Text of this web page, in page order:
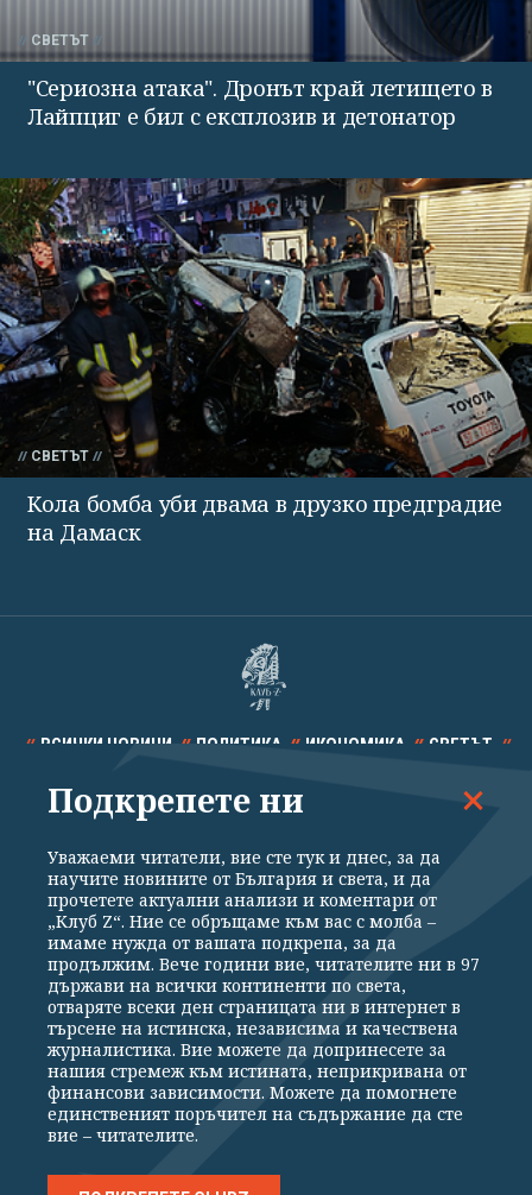
СВЕТЪТ
"Сериозна атака". Дронът край летището в
Лайпциг е бил с експлозив и детонатор
СВЕТЪТ
Кола бомба уби двама в друзко предградие
на Дамаск
ВСИЧКИ НОВИНИ ПОЛИТИКА ИКОНОМИКА СВЕТЪТ
СПОРТ КУЛТУРА ТЕХНОЛОГИИ КАЛЕЙДОСКОП
Общи условия
Политика за поверителност
Реклама
Партньори Контакти
За Клуб Z
Екип
Подкрепете ни
Издател на www.clubz.bg е „Клуб Зебра Медия“ ЕООД, София, ул. "Алеко
Константинов" 3. Всички права запазени 2026 „Клуб Зебра Медия“
Препечатването на материали, снимки и видео от www.clubz.bg без
разрешение ще бъде преследвано по съдебен път, съгласно
Подкрепете ни
Уважаеми читатели, вие сте тук и днес, за да
научите новините от България и света, и да
прочетете актуални анализи и коментари от
„Клуб Z“. Ние се обръщаме към вас с молба –
имаме нужда от вашата подкрепа, за да
продължим. Вече години вие, читателите ни в 97
държави на всички континенти по света,
отваряте всеки ден страницата ни в интернет в
търсене на истинска, независима и качествена
журналистика. Вие можете да допринесете за
нашия стремеж към истината, неприкривана от
финансови зависимости. Можете да помогнете
единственият поръчител на съдържание да сте
вие – читателите.